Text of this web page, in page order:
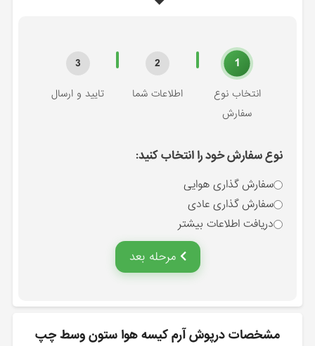
1
انتخاب نوع
سفارش
2
اطلاعات شما
3
تایید و ارسال
نوع سفارش خود را انتخاب کنید:
سفارش گذاری هوایی
سفارش گذاری عادی
دریافت اطلاعات بیشتر
مرحله بعد
مشخصات درپوش آرم كيسه هوا ستون وسط چپ